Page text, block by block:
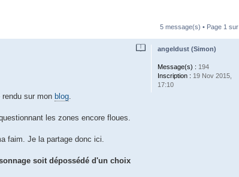
5 message(s) • Page 1 sur
sur mon blog.
les zones encore floues.
faim. Je la partage donc ici.
soit dépossédé d'un choix
angeldust (Simon)
Message(s) : 194
Inscription : 19 Nov 2015,
17:10